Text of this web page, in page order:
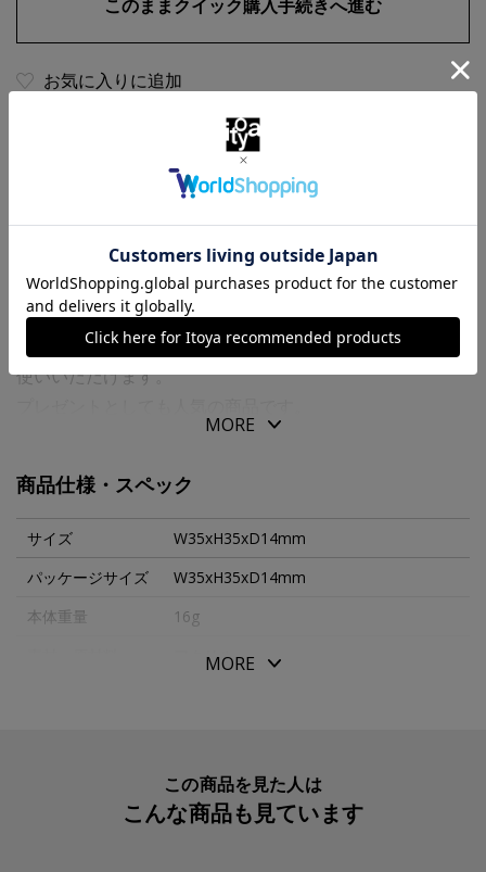
お気に入りに追加
返品・交換について
商品の特徴
日本の四季折々の花や風物詩などの印です。
ハガキやお手紙のワンポイントなど、さまざまな用途にお
使いいただけます。
MORE
商品仕様・スペック
サイズ
W35xH35xD14mm
パッケージサイズ
W35xH35xD14mm
本体重量
16g
アクリル
１個
AS-212
MORE
この商品を見た人は
こんな商品も見ています